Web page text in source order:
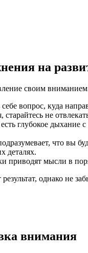
на
своим
себе вопрос, куда
не
глубокое дыхание
что вы
деталях.
приводят мысли в
однако не
внимания